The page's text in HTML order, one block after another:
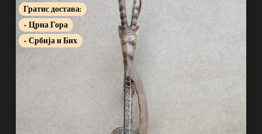
Гратис достава:
- Црна Гора
- Србија и Бих